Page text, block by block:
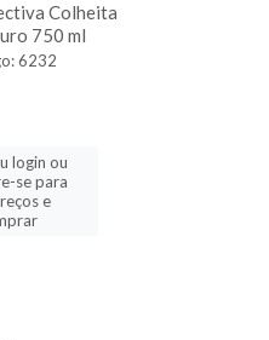
Colheita
750 ml
6232
login ou
se para
e